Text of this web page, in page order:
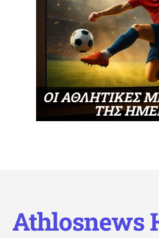
ΟΙ ΑΘΛΗΤΙΚΕΣ
ΤΗΣ
Athlosnews